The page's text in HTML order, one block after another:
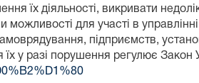
їх діяльності, викривати
можливості для участі в
підприємств,
їх у разі порушення регулює